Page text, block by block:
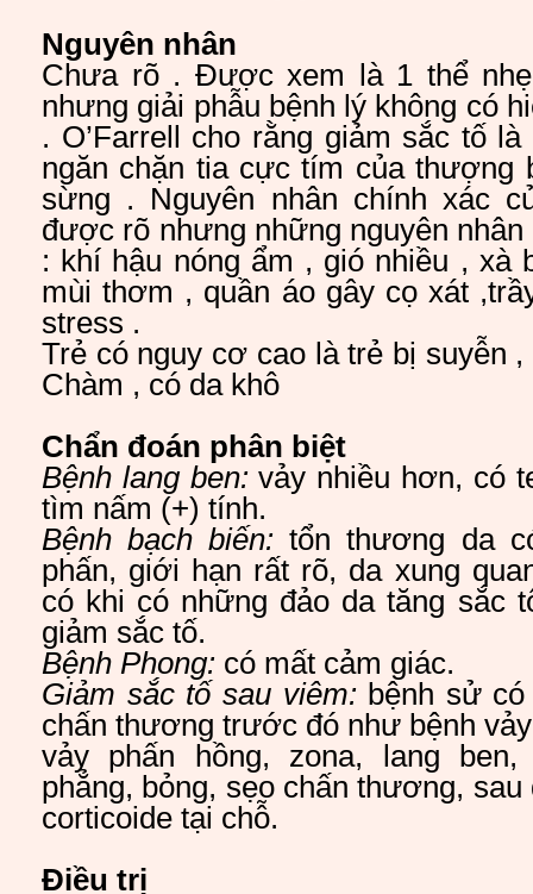
Nguyên nhân
Chưa rõ . Được xem là 1 thể
nhưng giải phẫu bệnh lý không có
. O’Farrell cho rằng giảm sắc tố
ngăn chặn tia cực tím của thượng
sừng . Nguyên nhân chính xác
được rõ nhưng những nguyên nhân
: khí hậu nóng ẩm , gió nhiều , xà
mùi thơm , quần áo gây cọ xát
stress .
Trẻ có nguy cơ cao là trẻ bị suyễn
Chàm , có da khô
Chẩn đoán phân biệt
Bệnh lang ben:vảy nhiều hơn, có
tìm nấm (+) tính.
Bệnh bạch biến: tổn thương da
phấn, giới hạn rất rõ, da xung
có khi có những đảo da tăng sắc
giảm sắc tố.
Bệnh Phong: có mất cảm giác.
Giảm sắc tố sau viêm:bệnh sử có
chấn thương trước đó như bệnh
vảy phấn hồng, zona, lang
phẳng, bỏng, sẹo chấn thương,
corticoide tại chỗ.
Điều trị